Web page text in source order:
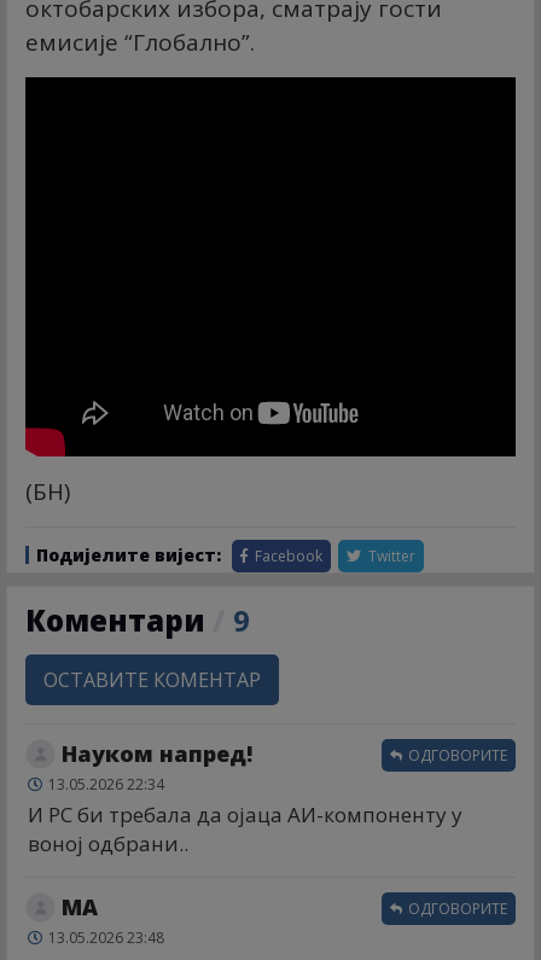
октобарских избора, сматрају гости
емисије “Глобално”.
(БН)
Подијелите вијест: Facebook Twitter
Коментари 9
ОСТАВИТЕ КОМЕНТАР
Науком напред!
13.05.2026 22:34
И РС би требала да ојаца АИ-компоненту у
воној одбрани..
ОДГОВОРИТЕ
МА
13.05.2026 23:48
ОДГОВОРИТЕ